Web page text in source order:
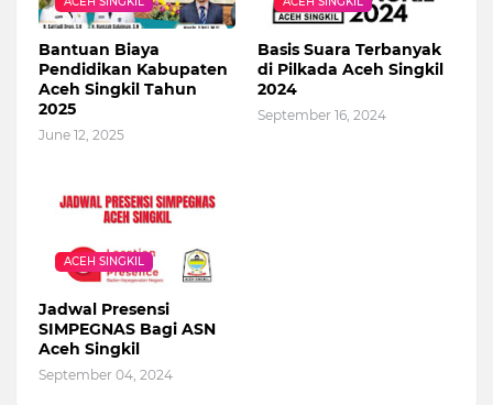
Bantuan Biaya
Pendidikan Kabupaten
Aceh Singkil Tahun
2025
June 12, 2025
Basis Suara Terbanyak
di Pilkada Aceh Singkil
2024
September 16, 2024
ACEH SINGKIL
Jadwal Presensi
SIMPEGNAS Bagi ASN
Aceh Singkil
September 04, 2024